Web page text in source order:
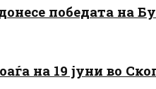
победата на
на 19 јуни во